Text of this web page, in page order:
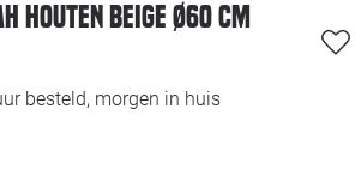
houten beige Ø60 cm
besteld, morgen in huis